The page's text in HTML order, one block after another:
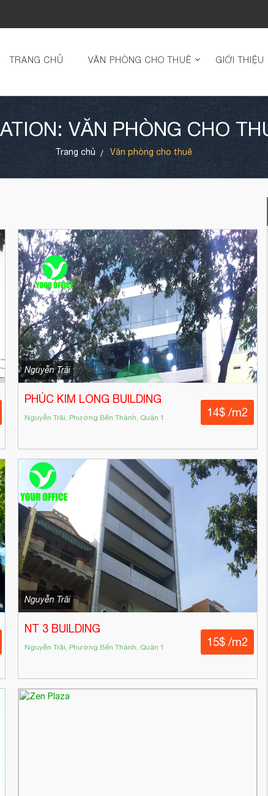
TRANG CHỦ VĂN PHÒNG CHO THUÊ GIỚI THIỆU
VĂN PHÒNG CHO
Trang chủ Văn phòng cho thuê
Nguyễn Trãi
PHÚC KIM LONG BUILDING
Nguyễn Trãi, Phường Bến Thành, Quận 1 14$ /m2
Nguyễn Trãi
NT 3 BUILDING
Nguyễn Trãi, Phường Bến Thành, Quận 1 15$ /m2